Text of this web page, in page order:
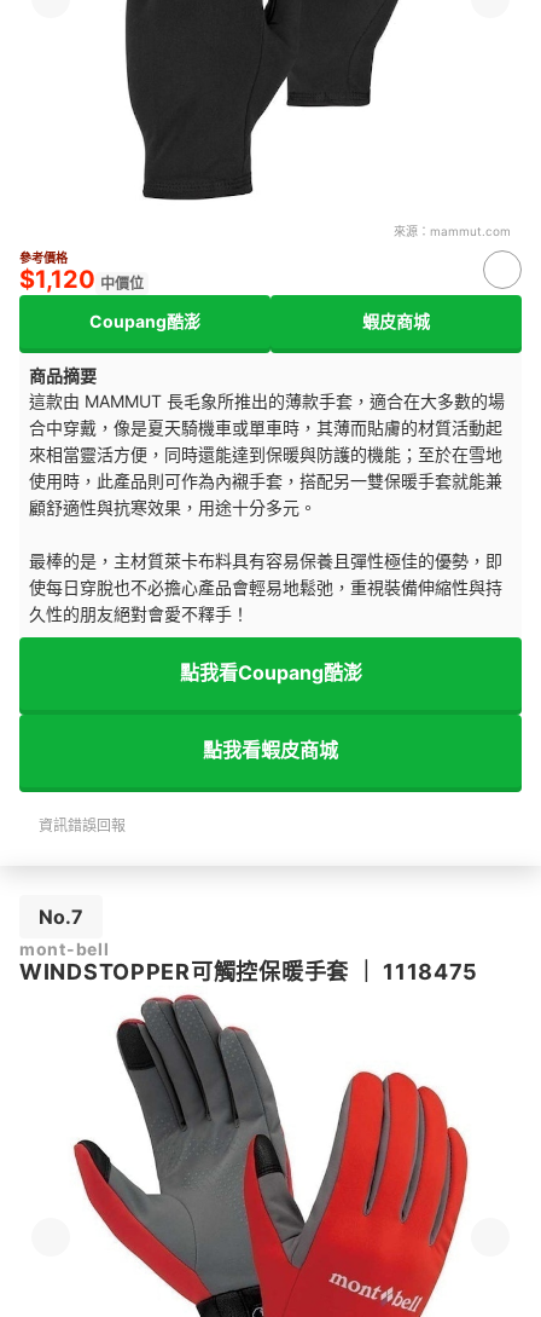
來源： mammut.com
參考價格
$1,120 中價位
Coupang酷澎 蝦皮商城
商品摘要
這款由 MAMMUT 長毛象所推出的薄款手套，適合在大多數的場
合中穿戴，像是夏天騎機車或單車時，其薄而貼膚的材質活動起
來相當靈活方便，同時還能達到保暖與防護的機能；至於在雪地
使用時，此產品則可作為內襯手套，搭配另一雙保暖手套就能兼
顧舒適性與抗寒效果，用途十分多元。
最棒的是，主材質萊卡布料具有容易保養且彈性極佳的優勢，即
使每日穿脫也不必擔心產品會輕易地鬆弛，重視裝備伸縮性與持
久性的朋友絕對會愛不釋手！
點我看Coupang酷澎
點我看蝦皮商城
資訊錯誤回報
No.7
mont-bell
WINDSTOPPER可觸控保暖手套｜ 1118475